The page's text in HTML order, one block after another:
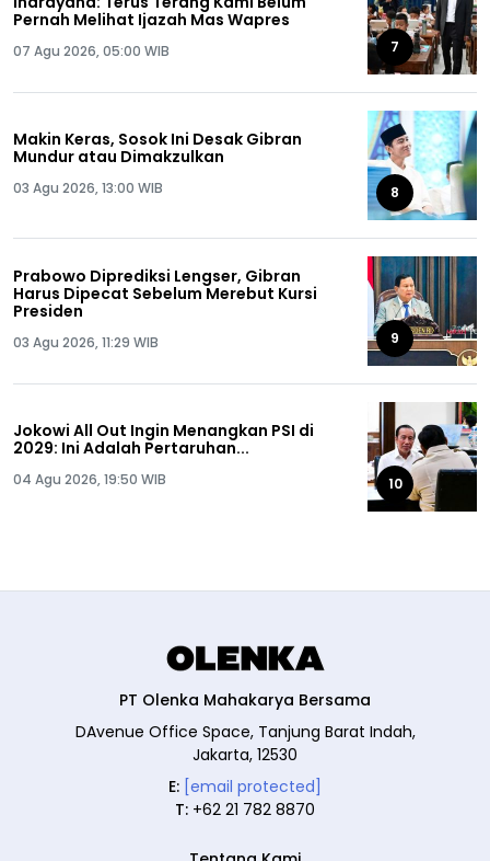
Pernah Melihat Ijazah Mas Wapres
07 Agu 2026, 05:00 WIB 7
Makin Keras, Sosok Ini Desak Gibran
Mundur atau Dimakzulkan
03 Agu 2026, 13:00 WIB 8
Prabowo Diprediksi Lengser, Gibran
Harus Dipecat Sebelum Merebut Kursi
Presiden
03 Agu 2026, 11:29 WIB 9
Jokowi All Out Ingin Menangkan PSI di
2029: Ini Adalah Pertaruhan...
04 Agu 2026, 19:50 WIB 10
PT Olenka Mahakarya Bersama
DAvenue Office Space, Tanjung Barat Indah,
Jakarta, 12530
E: [email protected]
T: +62 21 782 8870